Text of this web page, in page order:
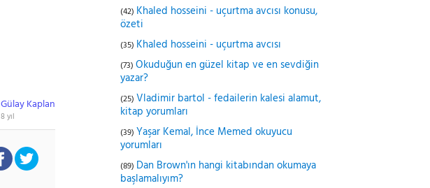
Gülay Kaplan
8 yıl
(42) Khaled hosseini - uçurtma avcısı konusu,
özeti
(35) Khaled hosseini - uçurtma avcısı
(73) Okuduğun en güzel kitap ve en sevdiğin
yazar?
(25) Vladimir bartol - fedailerin kalesi alamut,
kitap yorumları
(39) Yaşar Kemal, İnce Memed okuyucu
yorumları
(89) Dan Brown'ın hangi kitabından okumaya
başlamalıyım?